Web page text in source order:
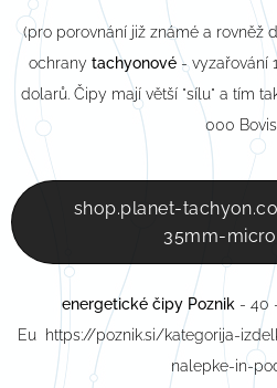
(pro porovnání již známé a rovněž
ochrany tachyonové- vyzařování
dolarů. Čipy mají větší "sílu" a tím
000
shop.planet-
35mm-
energetické čipy Poznik - 40
Eu https://poznik.si/kategorija-
nalepke-in-